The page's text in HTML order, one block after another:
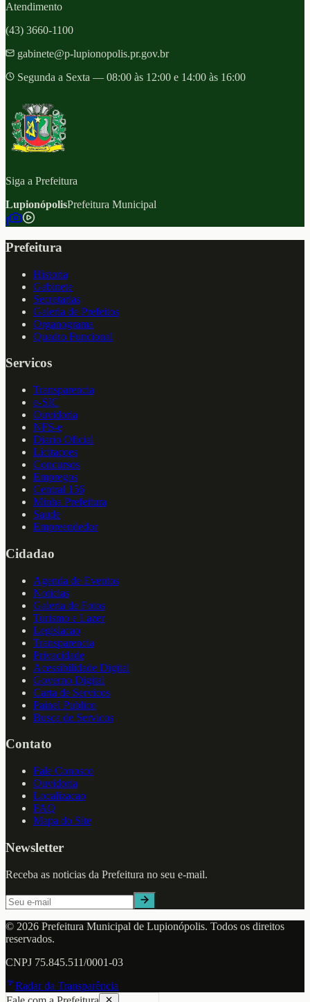
Atendimento
(43) 3660-1100
gabinete@p-lupionopolis.pr.gov.br
Segunda a Sexta — 08:00 às 12:00 e 14:00 às 16:00
Siga a Prefeitura
LupionópolisPrefeitura Municipal
f
Prefeitura
Historia
Gabinete
Secretarias
Galeria de Prefeitos
Organograma
Quadro Funcional
Servicos
Transparencia
e-SIC
Ouvidoria
NFS-e
Diario Oficial
Licitacoes
Concursos
Empregos
Central 156
Minha Prefeitura
Saude
Empreendedor
Cidadao
Agenda de Eventos
Noticias
Galeria de Fotos
Turismo e Lazer
Legislacao
Transparencia
Privacidade
Acessibilidade Digital
Governo Digital
Carta de Servicos
Painel Publico
Busca de Servicos
Contato
Fale Conosco
Ouvidoria
Localizacao
FAQ
Mapa do Site
Newsletter
Receba as noticias da Prefeitura no seu e-mail.
© 2026 Prefeitura Municipal de Lupionópolis. Todos os direitos
reservados.
CNPJ 75.845.511/0001-03
Radar da Transparência